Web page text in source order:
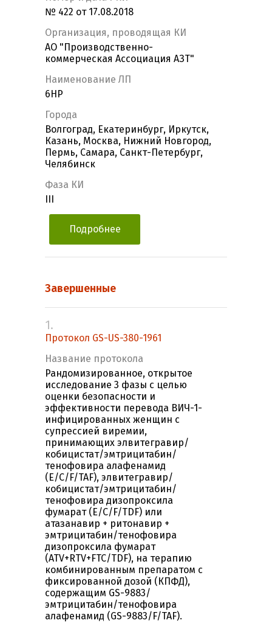
№ 422 от 17.08.2018
Организация, проводящая КИ
АО "Производственно-
коммерческая Ассоциация АЗТ"
Наименование ЛП
6НР
Города
Волгоград, Екатеринбург, Иркутск,
Казань, Москва, Нижний Новгород,
Пермь, Самара, Санкт-Петербург,
Челябинск
Фаза КИ
Подробнее
Завершенные
1.
Протокол GS-US-380-1961
Название протокола
Рандомизированное, открытое
исследование 3 фазы с целью
оценки безопасности и
эффективности перевода ВИЧ-1-
инфицированных женщин с
супрессией виремии,
принимающих элвитегравир/
кобицистат/эмтрицитабин/
тенофовира алафенамид
(E/C/F/TAF), элвитегравир/
кобицистат/эмтрицитабин/
тенофовира дизопроксила
фумарат (E/C/F/TDF) или
атазанавир + ритонавир +
эмтрицитабин/тенофовира
дизопроксила фумарат
(ATV+RTV+FTC/TDF), на терапию
комбинированным препаратом с
фиксированной дозой (КПФД),
содержащим GS-9883/
эмтрицитабин/тенофовира
алафенамид (GS-9883/F/TAF).